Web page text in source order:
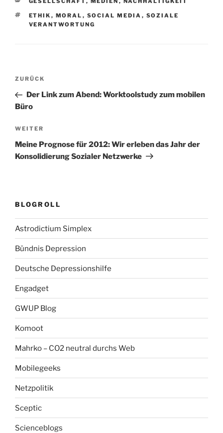
SCHLAGWÖRTER
ETHIK , MORAL , SOCIAL MEDIA , SOZIALE
VERANTWORTUNG
Beitragsnavigation
Vorheriger
Beitrag
ZURÜCK
Der Link zum Abend: Worktoolstudy zum mobilen
Büro
Nächster
Beitrag
WEITER
Meine Prognose für 2012: Wir erleben das Jahr der
Konsolidierung Sozialer Netzwerke
BLOGROLL
Astrodictium Simplex
Bündnis Depression
Deutsche Depressionshilfe
Engadget
GWUP Blog
Komoot
Mahrko – CO2 neutral durchs Web
Mobilegeeks
Netzpolitik
Sceptic
Scienceblogs